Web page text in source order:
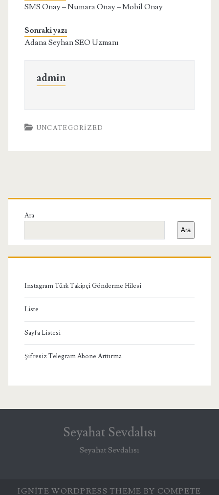
SMS Onay – Numara Onay – Mobil Onay
Sonraki yazı
Adana Seyhan SEO Uzmanı
admin
UNCATEGORIZED
Birincil
Yan
Menü
Ara
Ara
Instagram Türk Takipçi Gönderme Hilesi
Liste
Sayfa Listesi
Şifresiz Telegram Abone Arttırma
Seyahat Sevdalısı
Seyahat Sevdalısı
IGNITE WORDPRESS THEME BY COMPETE